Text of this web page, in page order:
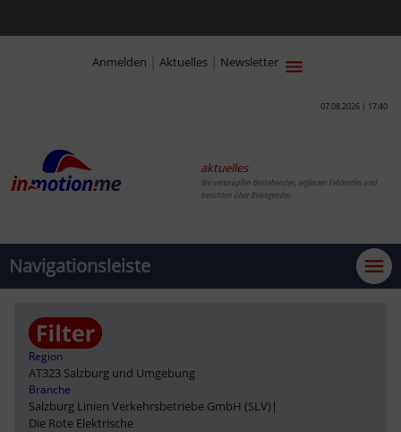
Anmelden | Aktuelles | Newsletter
07.08.2026 | 17:40
aktuelles
Wir verknüpfen Bestehendes, ergänzen Fehlendes und
berichten über Bewegendes
Navigationsleiste
Region
AT323 Salzburg und Umgebung
Branche
Salzburg Linien Verkehrsbetriebe GmbH (SLV) |
Die Rote Elektrische